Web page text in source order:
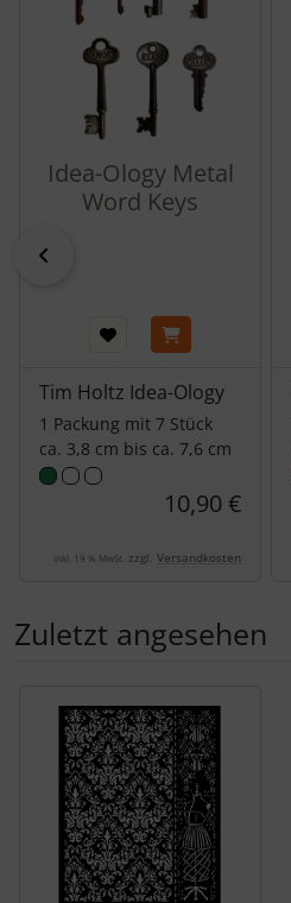
Idea-Ology Metal
Word Keys
Tim Holtz Idea-Ology
1 Packung mit 7 Stück
ca. 3,8 cm bis ca. 7,6 cm
10,90 €
inkl. 19 % MwSt. zzgl. Versandkosten
Zuletzt angesehen